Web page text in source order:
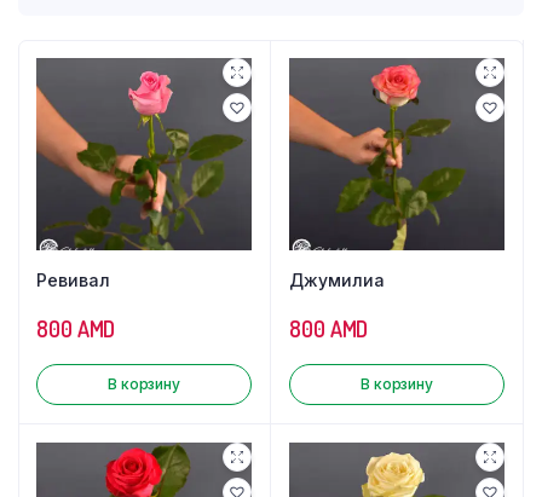
Ревивал
800 AMD
В корзину
Джумилиа
800 AMD
В корзину